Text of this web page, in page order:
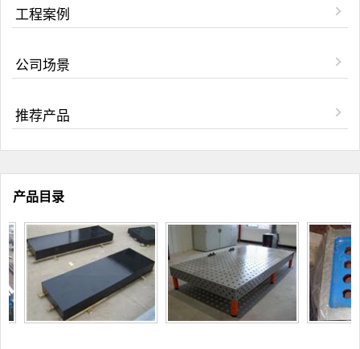
工程案例
公司场景
推荐产品
产品目录